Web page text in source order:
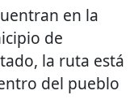
en la
de
la ruta está
del pueblo